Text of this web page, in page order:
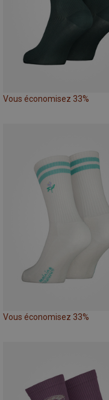
Vous économisez 33%
Vous économisez 33%